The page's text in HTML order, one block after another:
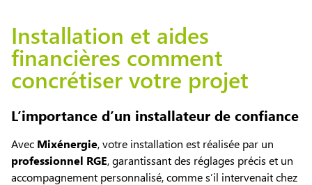
Installation et aides
financières comment
concrétiser votre projet
L’importance d’un installateur de confiance
Avec Mixénergie, votre installation est réalisée par un
professionnel RGE, garantissant des réglages précis et un
accompagnement personnalisé, comme s’il intervenait chez